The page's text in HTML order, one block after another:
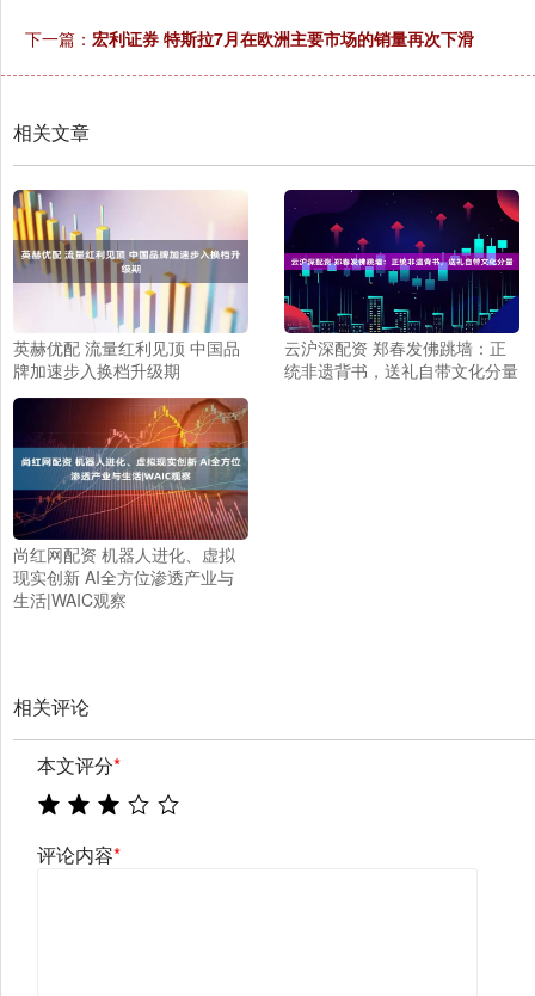
下一篇： 宏利证券 特斯拉7月在欧洲主要市场的销量再次下滑
相关文章
英赫优配 流量红利见顶 中国品
牌加速步入换档升级期
云沪深配资 郑春发佛跳墙：正
统非遗背书，送礼自带文化分量
尚红网配资 机器人进化、虚拟
现实创新 AI全方位渗透产业与
生活|WAIC观察
相关评论
本文评分*
评论内容*